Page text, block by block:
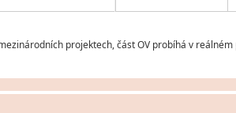
projektech, část OV probíhá v